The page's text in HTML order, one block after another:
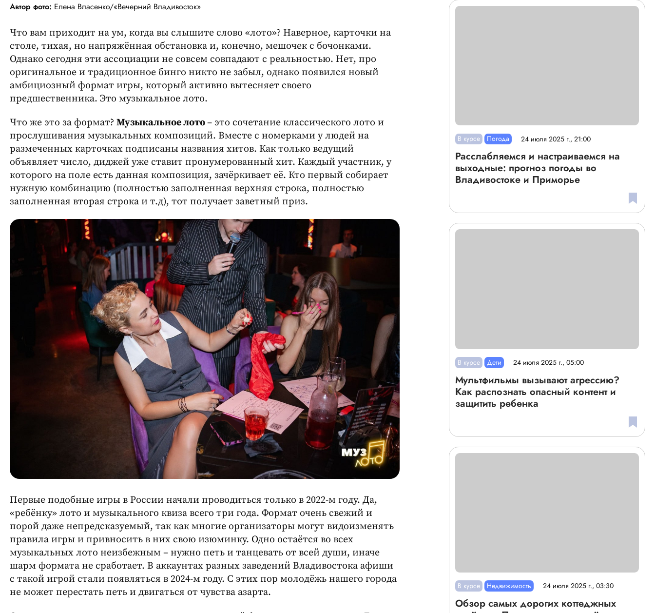
Автор фото: Елена Власенко/«Вечерний Владивосток»
Что вам приходит на ум, когда вы слышите слово «лото»? Наверное, карточки на
столе, тихая, но напряжённая обстановка и, конечно, мешочек с бочонками.
Однако сегодня эти ассоциации не совсем совпадают с реальностью. Нет, про
оригинальное и традиционное бинго никто не забыл, однако появился новый
амбициозный формат игры, который активно вытесняет своего
предшественника. Это музыкальное лото.
Что же это за формат? Музыкальное лото– это сочетание классического лото и
прослушивания музыкальных композиций. Вместе с номерками у людей на
размеченных карточках подписаны названия хитов. Как только ведущий
объявляет число, диджей уже ставит пронумерованный хит. Каждый участник, у
которого на поле есть данная композиция, зачёркивает её. Кто первый собирает
нужную комбинацию (полностью заполненная верхняя строка, полностью
заполненная вторая строка и т.д), тот получает заветный приз.
Первые подобные игры в России начали проводиться только в 2022-м году. Да,
«ребёнку» лото и музыкального квиза всего три года. Формат очень свежий и
порой даже непредсказуемый, так как многие организаторы могут видоизменять
правила игры и привносить в них свою изюминку. Одно остаётся во всех
музыкальных лото неизбежным – нужно петь и танцевать от всей души, иначе
шарм формата не сработает. В аккаунтах разных заведений Владивостока афиши
с такой игрой стали появляться в 2024-м году. С этих пор молодёжь нашего города
не может перестать петь и двигаться от чувства азарта.
В курсе Погода 24 июля 2025 г., 21:00
Расслабляемся и настраиваемся на
выходные: прогноз погоды во
Владивостоке и Приморье
В курсе Дети 24 июля 2025 г., 05:00
Мультфильмы вызывают агрессию?
Как распознать опасный контент и
защитить ребенка
В курсе Недвижимость 24 июля 2025 г., 03:30
Обзор самых дорогих коттеджных